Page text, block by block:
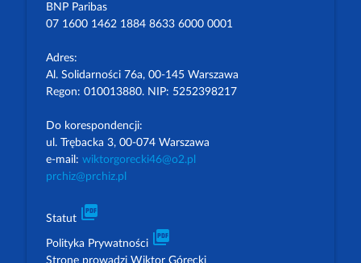
BNP Paribas
07 1600 1462 1884 8633 6000 0001
Adres:
Al. Solidarności 76a, 00-145 Warszawa
Regon: 010013880. NIP: 5252398217
Do korespondencji:
ul. Trębacka 3, 00-074 Warszawa
e-mail: wiktorgorecki46@o2.pl
prchiz@prchiz.pl
Statut picture_as_pdf
Polityka Prywatności picture_as_pdf
Stronę prowadzi Wiktor Górecki